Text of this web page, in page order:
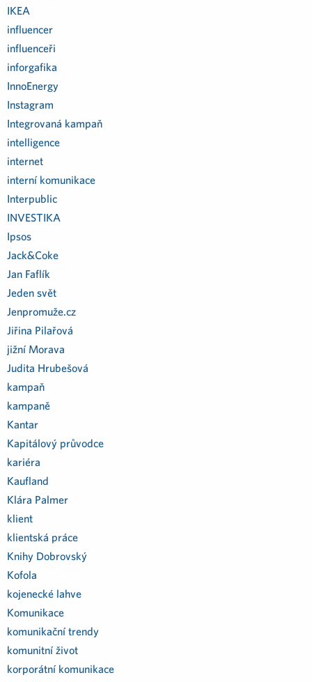
IKEA
influencer
influenceři
inforgafika
InnoEnergy
Instagram
Integrovaná kampaň
intelligence
internet
interní komunikace
Interpublic
INVESTIKA
Ipsos
Jack&Coke
Jan Faflík
Jeden svět
Jenpromuže.cz
Jiřina Pilařová
jižní Morava
Judita Hrubešová
kampaň
kampaně
Kantar
Kapitálový průvodce
kariéra
Kaufland
Klára Palmer
klient
klientská práce
Knihy Dobrovský
Kofola
kojenecké lahve
Komunikace
komunikační trendy
komunitní život
korporátní komunikace